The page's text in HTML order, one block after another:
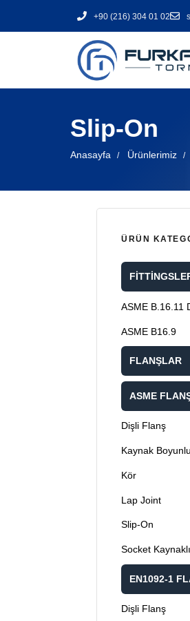
+90 (216) 304 01 02
Slip-On
Anasayfa Ürünlerimiz
ÜRÜN
ASME B.16.11
ASME B16.9
FLANŞLAR
ASME
Dişli Flanş
Kaynak Boyunlu
Kör
Lap Joint
Slip-On
Socket Kaynaklı
EN1092-1
Dişli Flanş